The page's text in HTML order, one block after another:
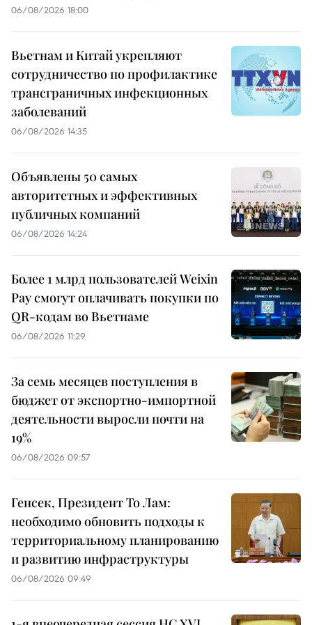
06/08/2026 18:00
Вьетнам и Китай укрепляют
сотрудничество по профилактике
трансграничных инфекционных
заболеваний
06/08/2026 14:35
Объявлены 50 самых
авторитетных и эффективных
публичных компаний
06/08/2026 14:24
Более 1 млрд пользователей Weixin
Pay смогут оплачивать покупки по
QR-кодам во Вьетнаме
06/08/2026 11:29
За семь месяцев поступления в
бюджет от экспортно-импортной
деятельности выросли почти на
19%
06/08/2026 09:57
Генсек, Президент То Лам:
необходимо обновить подходы к
территориальному планированию
и развитию инфраструктуры
06/08/2026 09:49